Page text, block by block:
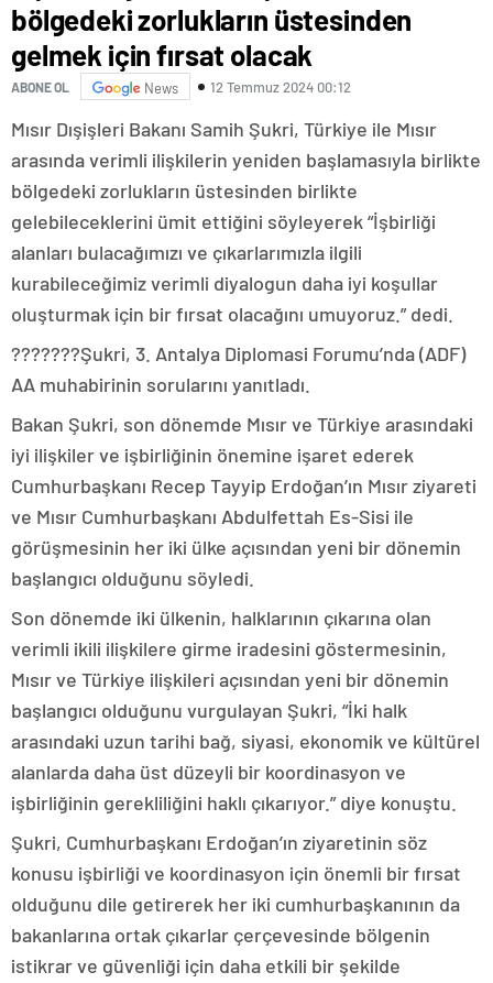
bölgedeki zorlukların üstesinden
gelmek için fırsat olacak
ABONE OL News 12 Temmuz 2024 00:12
Mısır Dışişleri Bakanı Samih Şukri, Türkiye ile Mısır
arasında verimli ilişkilerin yeniden başlamasıyla birlikte
bölgedeki zorlukların üstesinden birlikte
gelebileceklerini ümit ettiğini söyleyerek “İşbirliği
alanları bulacağımızı ve çıkarlarımızla ilgili
kurabileceğimiz verimli diyalogun daha iyi koşullar
oluşturmak için bir fırsat olacağını umuyoruz.” dedi.
???????Şukri, 3. Antalya Diplomasi Forumu’nda (ADF)
AA muhabirinin sorularını yanıtladı.
Bakan Şukri, son dönemde Mısır ve Türkiye arasındaki
iyi ilişkiler ve işbirliğinin önemine işaret ederek
Cumhurbaşkanı Recep Tayyip Erdoğan’ın Mısır ziyareti
ve Mısır Cumhurbaşkanı Abdulfettah Es-Sisi ile
görüşmesinin her iki ülke açısından yeni bir dönemin
başlangıcı olduğunu söyledi.
Son dönemde iki ülkenin, halklarının çıkarına olan
verimli ikili ilişkilere girme iradesini göstermesinin,
Mısır ve Türkiye ilişkileri açısından yeni bir dönemin
başlangıcı olduğunu vurgulayan Şukri, “İki halk
arasındaki uzun tarihi bağ, siyasi, ekonomik ve kültürel
alanlarda daha üst düzeyli bir koordinasyon ve
işbirliğinin gerekliliğini haklı çıkarıyor.” diye konuştu.
Şukri, Cumhurbaşkanı Erdoğan’ın ziyaretinin söz
konusu işbirliği ve koordinasyon için önemli bir fırsat
olduğunu dile getirerek her iki cumhurbaşkanının da
bakanlarına ortak çıkarlar çerçevesinde bölgenin
istikrar ve güvenliği için daha etkili bir şekilde